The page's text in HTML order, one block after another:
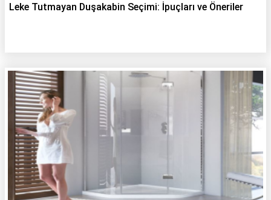
Leke Tutmayan Duşakabin Seçimi: İpuçları ve Öneriler